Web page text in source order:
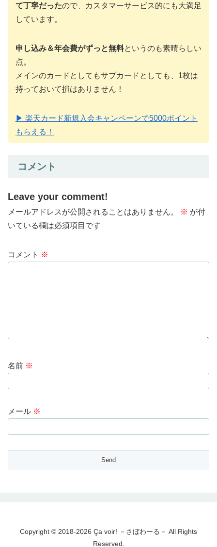
て丁寧だったので、カスタマーサービス的にも大満足
しています。
申し込み＆年会費がずっと無料というのも素晴らしい
点。
メインのカードとしてもサブカードとしても、1枚は
持っておいて損はありません！
▶ 楽天カード新規入会キャンペーンで5000ポイント
もらえる！
コメント
Leave your comment!
メールアドレスが公開されることはありません。 ※ が付
いている欄は必須項目です
コメント ※
名前 ※
メール ※
Copyright © 2018-2026 Ça voir! －さぼわーる－ All Rights
Reserved.